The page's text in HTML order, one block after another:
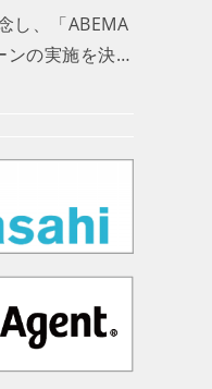
し、「ABEMA
ンの実施を決…